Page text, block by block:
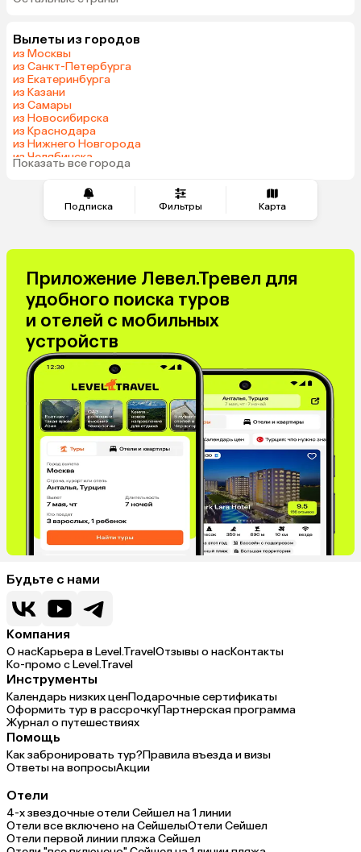
Подписка Фильтры Карта
Армения
Казахстан
Узбекистан
Катар
Оман
Саудовская Аравия
Таджикистан
Вылеты из городов
из Москвы
из Санкт-Петербурга
из Екатеринбурга
из Казани
из Самары
из Новосибирска
из Краснодара
из Нижнего Новгорода
из Челябинска
из Тюмени
Показать все города
Приложение Левел.Тревел для
удобного поиска туров
и отелей с мобильных
устройств
Будьте с нами
Компания
О насКарьера в Level.TravelОтзывы о насКонтакты
Ко-промо с Level.Travel
Инструменты
Календарь низких ценПодарочные сертификаты
Оформить тур в рассрочкуПартнерская программа
Журнал о путешествиях
Помощь
Как забронировать тур?Правила въезда и визы
Ответы на вопросыАкции
Отели
4-х звездочные отели Сейшел на 1 линии
Отели все включено на СейшелыОтели Сейшел
Отели первой линии пляжа Сейшел